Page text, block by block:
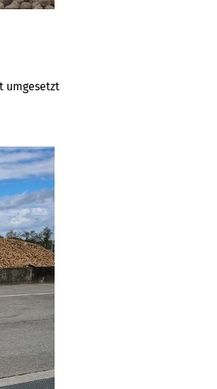
umgesetzt